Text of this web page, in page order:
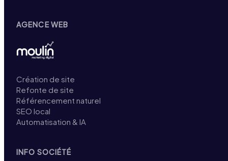
AGENCE WEB
Création de site
Refonte de site
Référencement naturel
SEO local
Automatisation & IA
INFO SOCIÉTÉ